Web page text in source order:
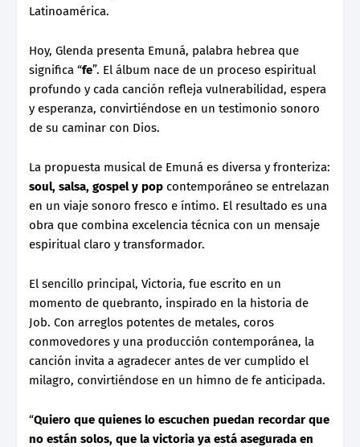
Latinoamérica.
Hoy, Glenda presenta Emuná, palabra hebrea que
significa “fe”. El álbum nace de un proceso espiritual
profundo y cada canción refleja vulnerabilidad, espera
y esperanza, convirtiéndose en un testimonio sonoro
de su caminar con Dios.
La propuesta musical de Emuná es diversa y fronteriza:
soul, salsa, gospel y pop contemporáneo se entrelazan
en un viaje sonoro fresco e íntimo. El resultado es una
obra que combina excelencia técnica con un mensaje
espiritual claro y transformador.
El sencillo principal, Victoria, fue escrito en un
momento de quebranto, inspirado en la historia de
Job. Con arreglos potentes de metales, coros
conmovedores y una producción contemporánea, la
canción invita a agradecer antes de ver cumplido el
milagro, convirtiéndose en un himno de fe anticipada.
“Quiero que quienes lo escuchen puedan recordar que
no están solos, que la victoria ya está asegurada en